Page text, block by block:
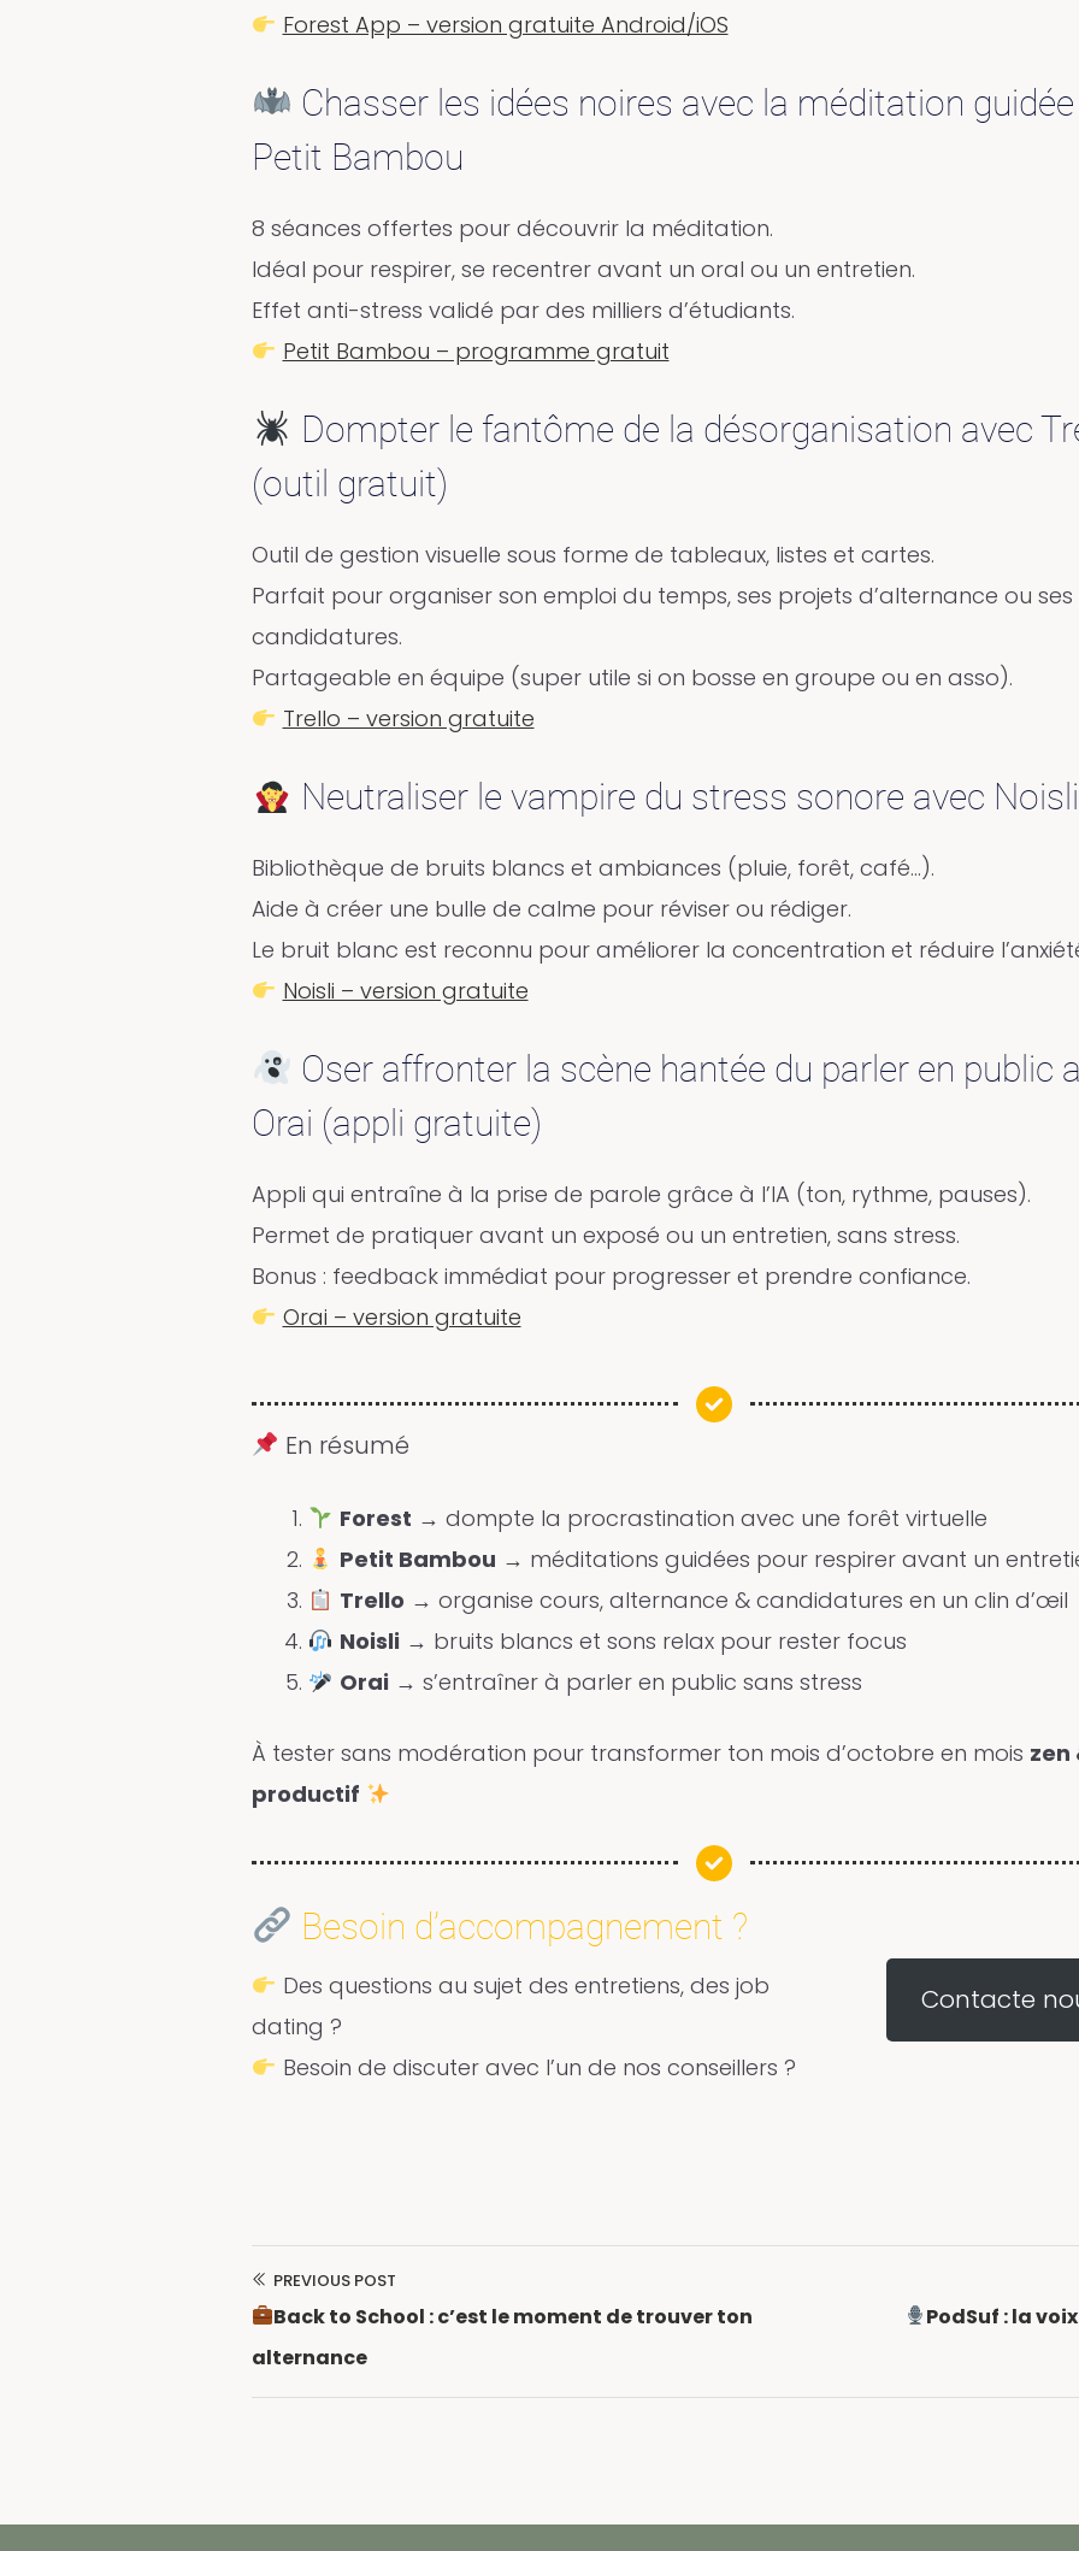
Forest App – version gratuite Android/iOS
Chasser les idées noires avec la méditation
Petit Bambou
8 séances offertes pour découvrir la méditation.
Idéal pour respirer, se recentrer avant un oral ou un entretien.
Effet anti-stress validé par des milliers d’étudiants.
Petit Bambou – programme gratuit
Dompter le fantôme de la désorganisation avec
(outil gratuit)
Outil de gestion visuelle sous forme de tableaux, listes et cartes.
Parfait pour organiser son emploi du temps, ses projets d’alternance ou ses
candidatures.
Partageable en équipe (super utile si on bosse en groupe ou en asso).
Trello – version gratuite
Neutraliser le vampire du stress sonore avec Noisli
Bibliothèque de bruits blancs et ambiances (pluie, forêt, café…).
Aide à créer une bulle de calme pour réviser ou rédiger.
Le bruit blanc est reconnu pour améliorer la concentration et réduire
Noisli – version gratuite
Oser affronter la scène hantée du parler en public
Orai (appli gratuite)
Appli qui entraîne à la prise de parole grâce à l’IA (ton, rythme, pauses).
Permet de pratiquer avant un exposé ou un entretien, sans stress.
Bonus : feedback immédiat pour progresser et prendre confiance.
Orai – version gratuite
En résumé
Forest → dompte la procrastination avec une forêt virtuelle
Petit Bambou → méditations guidées pour respirer avant un
Trello → organise cours, alternance & candidatures en un clin d’œil
Noisli→ bruits blancs et sons relax pour rester focus
Orai→ s’entraîner à parler en public sans stress
À tester sans modération pour transformer ton mois d’octobre en mois zen
productif
Besoin d’accompagnement ?
Des questions au sujet des entretiens, des job
dating ?
Besoin de discuter avec l’un de nos conseillers ?
Contacte
Navigation
de
PREVIOUS POST
Back to School : c’est le moment de trouver ton
alternance
PodSuf : la